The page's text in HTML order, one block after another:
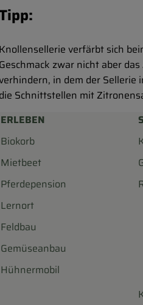
Knollensellerie verfärbt sich
Geschmack zwar nicht aber
in dem der Sellerie
die Schnittstellen mit
ERLEBEN
Biokorb
Mietbeet
Pferdepension
Lernort
Feldbau
Gemüseanbau
Hühnermobil